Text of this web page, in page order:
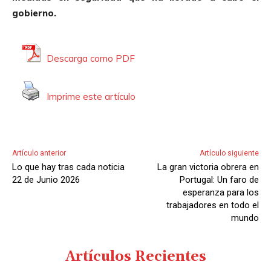
u
c
i
o
gobierno.
Descarga como PDF
Imprime este artículo
Artículo anterior
Lo que hay tras cada noticia
22 de Junio 2026
Artículo siguiente
La gran victoria obrera en
Portugal: Un faro de
esperanza para los
trabajadores en todo el
mundo
Artículos Recientes